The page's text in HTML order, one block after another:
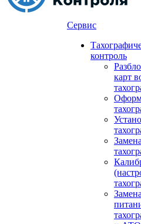
Сервис
контроль
карт